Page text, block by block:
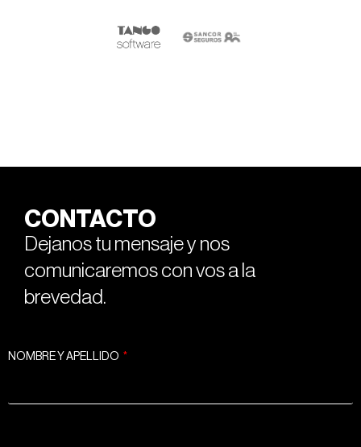
CONTACTO
Dejanos tu mensaje y nos
comunicaremos con vos a la
brevedad.
NOMBRE Y APELLIDO